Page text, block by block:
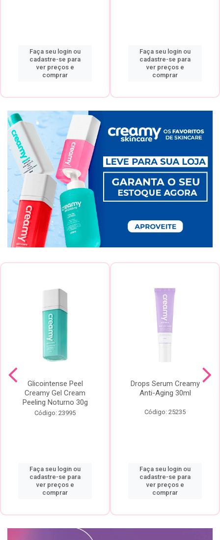
Faça seu login ou
cadastre-se para
ver preços e
comprar
Faça seu login ou
cadastre-se para
ver preços e
comprar
Glicointense Peel
Creamy Gel Cream
Peeling Noturno 30g
Código: 23995
Faça seu login ou
cadastre-se para
ver preços e
comprar
Drops Serum Creamy
Anti-Aging 30ml
Código: 25235
Faça seu login ou
cadastre-se para
ver preços e
comprar